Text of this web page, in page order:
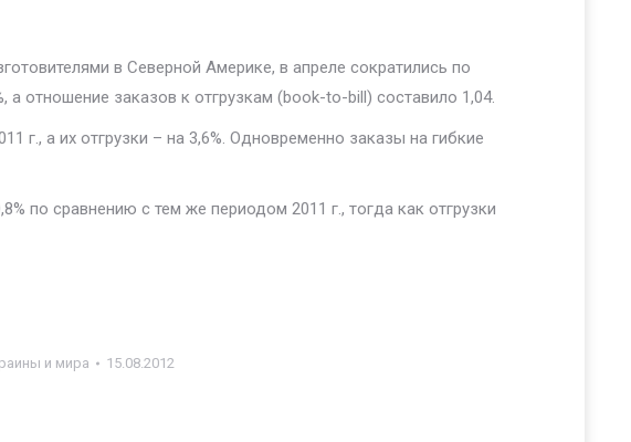
в Северной Америке, в апреле сократились по
а отношение заказов к отгрузкам (book-to-bill) составило 1,04.
г., а их отгрузки – на 3,6%. Одновременно заказы на гибкие
по сравнению с тем же периодом 2011 г., тогда как отгрузки
и мира 15.08.2012